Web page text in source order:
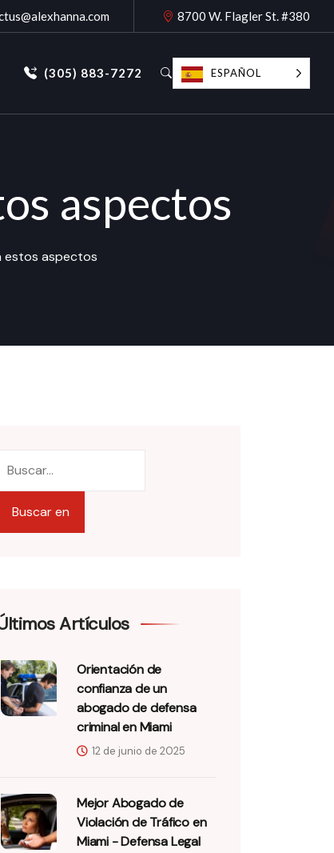
8700 W. Flagler St. #380
(305) 883-7272 ESPAÑOL
aspectos
estos aspectos
Buscar en
Artículos
Orientación de
confianza de un
abogado de defensa
criminal en Miami
12 de junio de 2025
Mejor Abogado de
Violación de Tráfico en
Miami - Defensa Legal